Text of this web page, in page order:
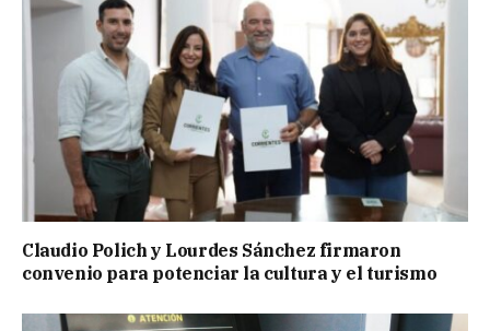
Claudio Polich y Lourdes Sánchez firmaron
convenio para potenciar la cultura y el turismo